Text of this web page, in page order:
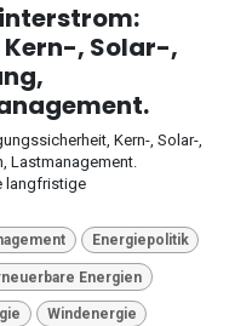
, Solar-,
Kern-, Solar-,
Lastmanagement.
langfristige
Energiepolitik
Energien
Windenergie